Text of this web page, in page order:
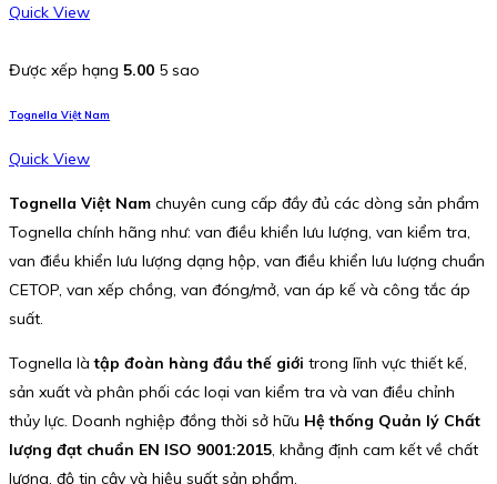
Quick View
Được xếp hạng 5.00 5 sao
Tognella Việt Nam
Quick View
Tognella Việt Nam chuyên cung cấp đầy đủ các dòng sản phẩm
Tognella chính hãng như: van điều khiển lưu lượng, van kiểm tra,
van điều khiển lưu lượng dạng hộp, van điều khiển lưu lượng chuẩn
CETOP, van xếp chồng, van đóng/mở, van áp kế và công tắc áp
suất.
Tognella làtập đoàn hàng đầu thế giới trong lĩnh vực thiết kế,
sản xuất và phân phối các loại van kiểm tra và van điều chỉnh
thủy lực. Doanh nghiệp đồng thời sở hữu Hệ thống Quản lý Chất
lượng đạt chuẩn EN ISO 9001:2015, khẳng định cam kết về chất
lượng, độ tin cậy và hiệu suất sản phẩm.